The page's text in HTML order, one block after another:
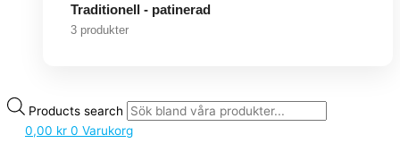
Traditionell - patinerad
3 produkter
Products search
0,00 kr 0 Varukorg